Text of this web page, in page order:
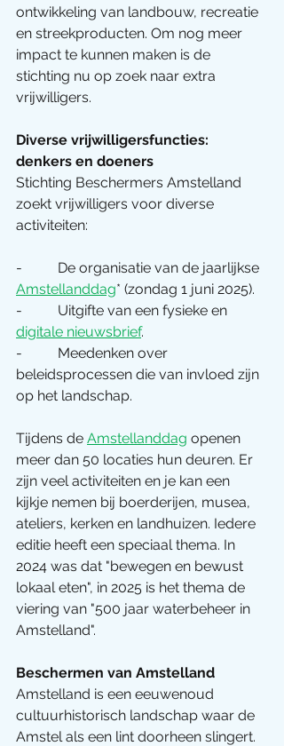
ontwikkeling van landbouw, recreatie
en streekproducten. Om nog meer
impact te kunnen maken is de
stichting nu op zoek naar extra
vrijwilligers.
Diverse vrijwilligersfuncties:
denkers en doeners
Stichting Beschermers Amstelland
zoekt vrijwilligers voor diverse
activiteiten:
-          De organisatie van de jaarlijkse
Amstellanddag* (zondag 1 juni 2025).
-          Uitgifte van een fysieke en
digitale nieuwsbrief.
-          Meedenken over
beleidsprocessen die van invloed zijn
op het landschap.
Tijdens de Amstellanddag openen
meer dan 50 locaties hun deuren. Er
zijn veel activiteiten en je kan een
kijkje nemen bij boerderijen, musea,
ateliers, kerken en landhuizen. Iedere
editie heeft een speciaal thema. In
2024 was dat "bewegen en bewust
lokaal eten", in 2025 is het thema de
viering van "500 jaar waterbeheer in
Amstelland".
Beschermen van Amstelland
Amstelland is een eeuwenoud
cultuurhistorisch landschap waar de
Amstel als een lint doorheen slingert.